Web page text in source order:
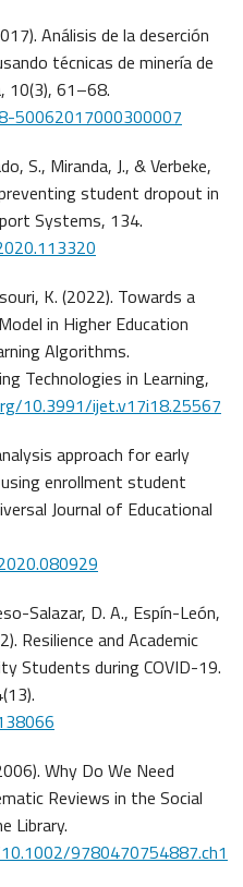
Análisis de la deserción
técnicas de minería de
10(3), 61–68.
50062017000300007
S., Miranda, J., & Verbeke,
student dropout in
Systems, 134.
K. (2022). Towards a
in Higher Education
Algorithms.
Technologies in Learning,
10.3991/ijet.v17i18.25567
approach for early
enrollment student
Journal of Educational
Salazar, D. A., Espín-León,
Resilience and Academic
Students during COVID-19.
Why Do We Need
Reviews in the Social
Library.
9780470754887.ch1